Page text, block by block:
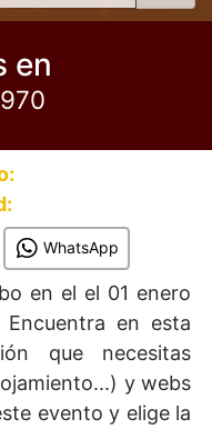
en
WhatsApp
en el el 01 enero
en esta
que necesitas
y webs
evento y elige la